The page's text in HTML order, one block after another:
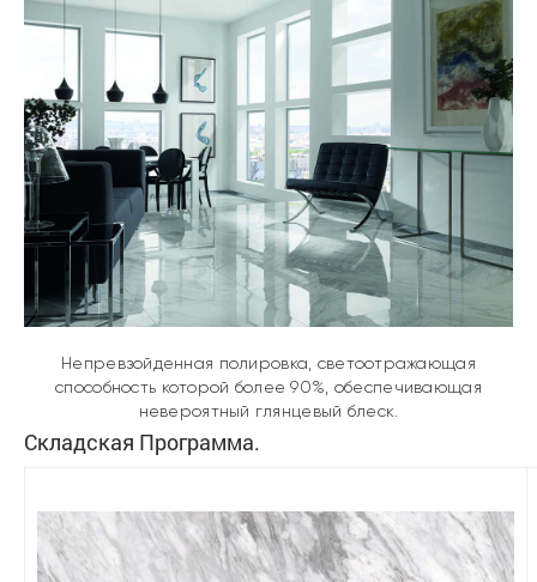
Непревзойденная полировка, светоотражающая
способность которой более 90%, обеспечивающая
невероятный глянцевый блеск.
Складская Программа.